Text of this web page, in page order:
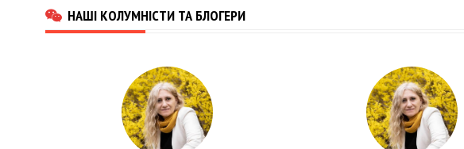
НАШІ КОЛУМНІСТИ ТА БЛОГЕРИ